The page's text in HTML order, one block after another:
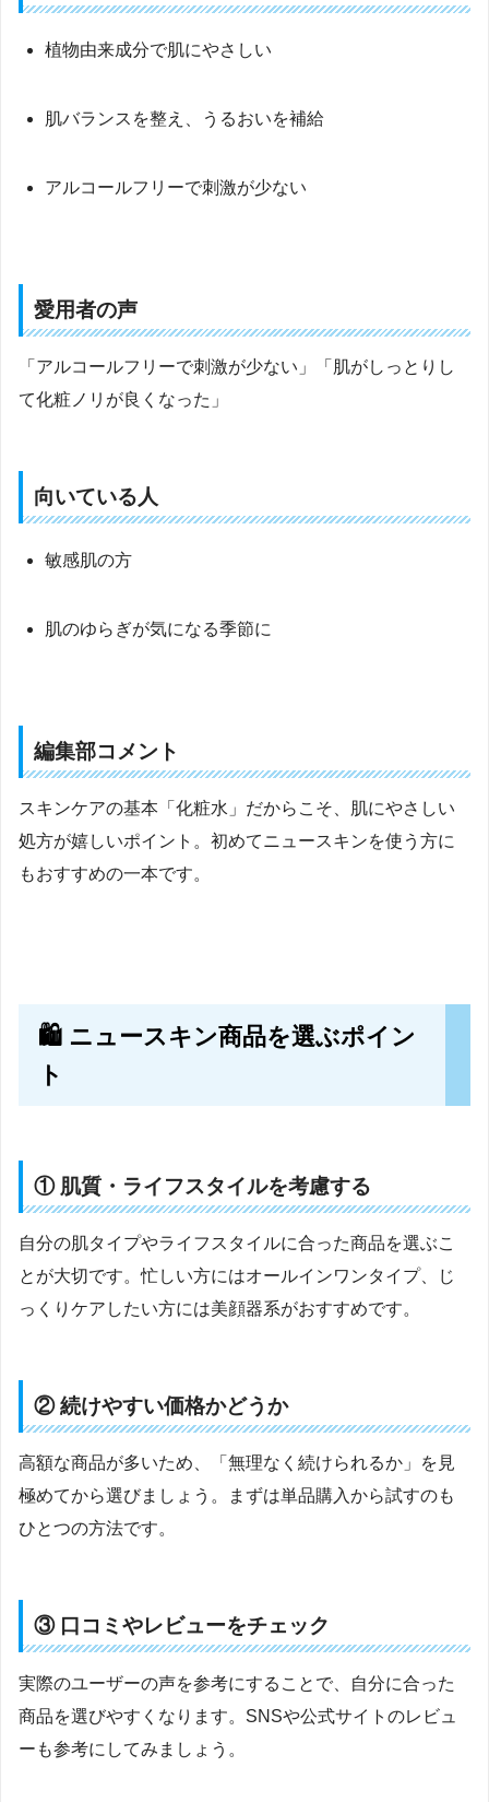
植物由来成分で肌にやさしい
肌バランスを整え、うるおいを補給
アルコールフリーで刺激が少ない
愛用者の声
「アルコールフリーで刺激が少ない」「肌がしっとりし
て化粧ノリが良くなった」
向いている人
敏感肌の方
肌のゆらぎが気になる季節に
編集部コメント
スキンケアの基本「化粧水」だからこそ、肌にやさしい
処方が嬉しいポイント。初めてニュースキンを使う方に
もおすすめの一本です。
🛍 ニュースキン商品を選ぶポイン
ト
① 肌質・ライフスタイルを考慮する
自分の肌タイプやライフスタイルに合った商品を選ぶこ
とが大切です。忙しい方にはオールインワンタイプ、じ
っくりケアしたい方には美顔器系がおすすめです。
② 続けやすい価格かどうか
高額な商品が多いため、「無理なく続けられるか」を見
極めてから選びましょう。まずは単品購入から試すのも
ひとつの方法です。
③ 口コミやレビューをチェック
実際のユーザーの声を参考にすることで、自分に合った
商品を選びやすくなります。SNSや公式サイトのレビュ
ーも参考にしてみましょう。